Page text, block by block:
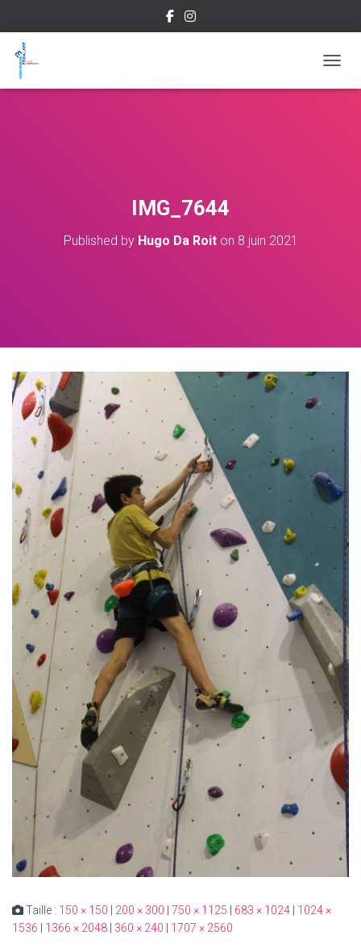
IMG_7644
Published by Hugo Da Roiton 8 juin 2021
Taille : 150 × 150 200 × 300 750 × 1125 683 × 1024
1024 ×
1536
1366 × 2048 360 × 240 1707 × 2560